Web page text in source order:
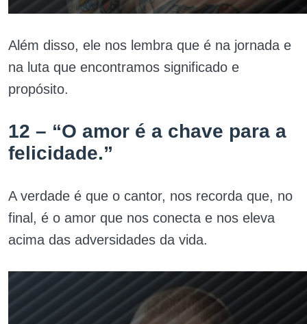
Além disso, ele nos lembra que é na jornada e
na luta que encontramos significado e
propósito.
12 – “O amor é a chave para a
felicidade.”
A verdade é que o cantor, nos recorda que, no
final, é o amor que nos conecta e nos eleva
acima das adversidades da vida.